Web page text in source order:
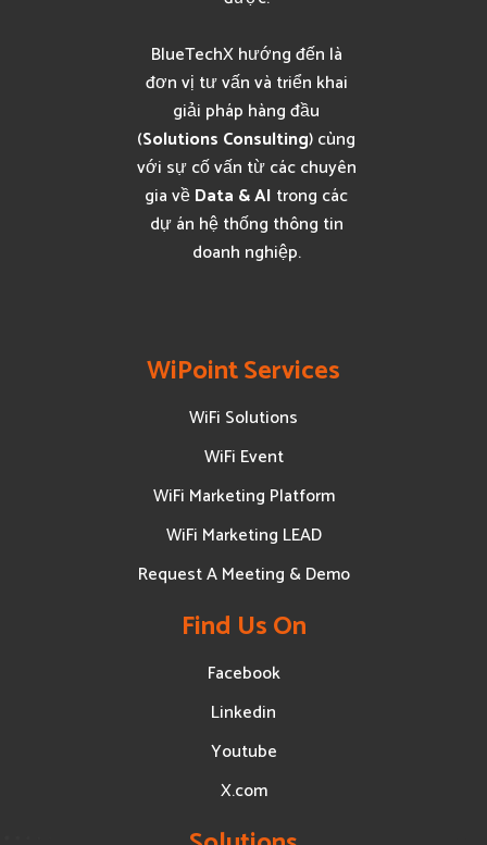
BlueTechX hướng đến là
đơn vị tư vấn và triển khai
giải pháp hàng đầu
(Solutions Consulting) cùng
với sự cố vấn từ các chuyên
gia vềData & AI trong các
dự án hệ thống thông tin
doanh nghiệp.
WiPoint Services
WiFi Solutions
WiFi Event
WiFi Marketing Platform
WiFi Marketing LEAD
Request A Meeting & Demo
Find Us On
Facebook
Linkedin
Youtube
X.com